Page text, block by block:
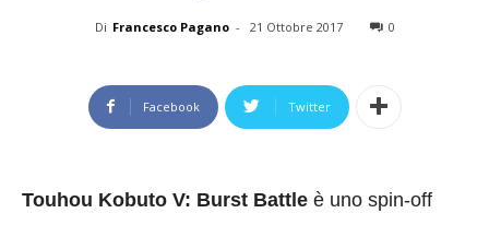
Di Francesco Pagano - 21 Ottobre 2017 0
Facebook Twitter
Touhou Kobuto V: Burst Battle è uno spin-off